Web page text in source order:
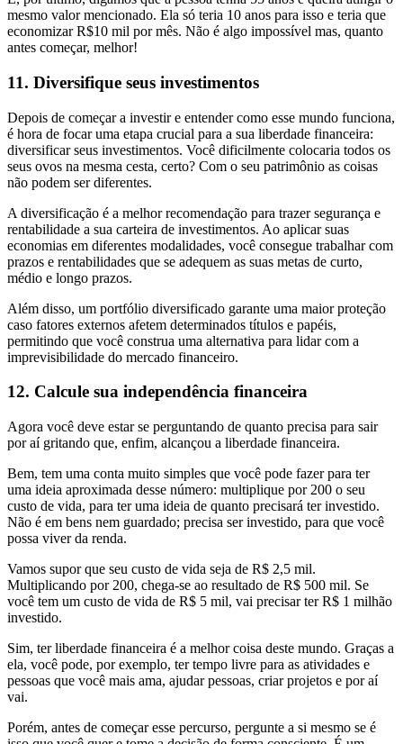
mesmo valor mencionado. Ela só teria 10 anos para isso e teria que
economizar R$10 mil por mês. Não é algo impossível mas, quanto
antes começar, melhor!
11. Diversifique seus investimentos
Depois de começar a investir e entender como esse mundo funciona,
é hora de focar uma etapa crucial para a sua liberdade financeira:
diversificar seus investimentos. Você dificilmente colocaria todos os
seus ovos na mesma cesta, certo? Com o seu patrimônio as coisas
não podem ser diferentes.
A diversificação é a melhor recomendação para trazer segurança e
rentabilidade a sua carteira de investimentos. Ao aplicar suas
economias em diferentes modalidades, você consegue trabalhar com
prazos e rentabilidades que se adequem as suas metas de curto,
médio e longo prazos.
Além disso, um portfólio diversificado garante uma maior proteção
caso fatores externos afetem determinados títulos e papéis,
permitindo que você construa uma alternativa para lidar com a
imprevisibilidade do mercado financeiro.
12. Calcule sua independência financeira
Agora você deve estar se perguntando de quanto precisa para sair
por aí gritando que, enfim, alcançou a liberdade financeira.
Bem, tem uma conta muito simples que você pode fazer para ter
uma ideia aproximada desse número: multiplique por 200 o seu
custo de vida, para ter uma ideia de quanto precisará ter investido.
Não é em bens nem guardado; precisa ser investido, para que você
possa viver da renda.
Vamos supor que seu custo de vida seja de R$ 2,5 mil.
Multiplicando por 200, chega-se ao resultado de R$ 500 mil. Se
você tem um custo de vida de R$ 5 mil, vai precisar ter R$ 1 milhão
investido.
Sim, ter liberdade financeira é a melhor coisa deste mundo. Graças a
ela, você pode, por exemplo, ter tempo livre para as atividades e
pessoas que você mais ama, ajudar pessoas, criar projetos e por aí
vai.
Porém, antes de começar esse percurso, pergunte a si mesmo se é